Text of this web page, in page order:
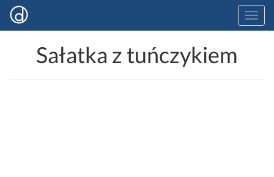
Sałatka z tuńczykiem